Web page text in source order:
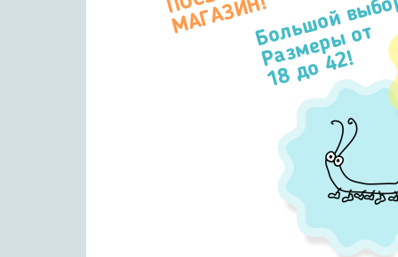
П
Н!Большой
Размеры от
18 до 42!